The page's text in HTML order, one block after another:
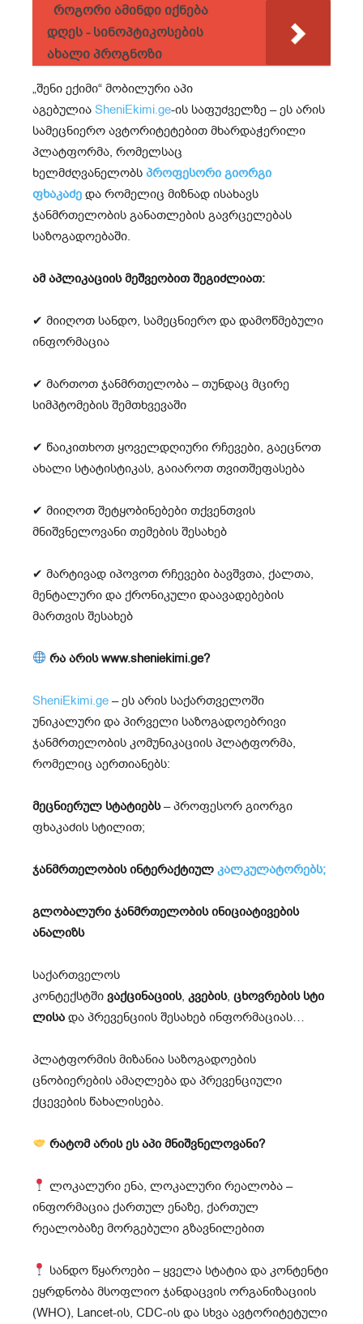
როგორი ამინდი იქნება
დღეს - სინოპტიკოსების
ახალი პროგნოზი
„შენი ექიმი“ მობილური აპი
აგებულია SheniEkimi.ge-ის საფუძველზე – ეს არის
სამეცნიერო ავტორიტეტებით მხარდაჭერილი
პლატფორმა, რომელსაც
ხელმძღვანელობს პროფესორი გიორგი
ფხაკაძე და რომელიც მიზნად ისახავს
ჯანმრთელობის განათლების გავრცელებას
საზოგადოებაში.
ამ აპლიკაციის მეშვეობით შეგიძლიათ:
✔ მიიღოთ სანდო, სამეცნიერო და დამოწმებული
ინფორმაცია
✔ მართოთ ჯანმრთელობა – თუნდაც მცირე
სიმპტომების შემთხვევაში
✔ წაიკითხოთ ყოველდღიური რჩევები, გაეცნოთ
ახალი სტატისტიკას, გაიაროთ თვითშეფასება
✔ მიიღოთ შეტყობინებები თქვენთვის
მნიშვნელოვანი თემების შესახებ
✔ მარტივად იპოვოთ რჩევები ბავშვთა, ქალთა,
მენტალური და ქრონიკული დაავადებების
მართვის შესახებ
რა არის www.sheniekimi.ge?
SheniEkimi.ge – ეს არის საქართველოში
უნიკალური და პირველი საზოგადოებრივი
ჯანმრთელობის კომუნიკაციის პლატფორმა,
რომელიც აერთიანებს:
მეცნიერულ სტატიებს– პროფესორ გიორგი
ფხაკაძის სტილით;
ჯანმრთელობის ინტერაქტიულ კალკულატორებს;
გლობალური ჯანმრთელობის ინიციატივების
ანალიზს
საქართველოს
კონტექსტში ვაქცინაციის, კვების, ცხოვრების სტი
ლისა და პრევენციის შესახებ ინფორმაციას…
პლატფორმის მიზანია საზოგადოების
ცნობიერების ამაღლება და პრევენციული
ქცევების წახალისება.
რატომ არის ეს აპი მნიშვნელოვანი?
ლოკალური ენა, ლოკალური რეალობა –
ინფორმაცია ქართულ ენაზე, ქართულ
რეალობაზე მორგებული გზავნილებით
სანდო წყაროები – ყველა სტატია და კონტენტი
ეყრდნობა მსოფლიო ჯანდაცვის ორგანიზაციის
(WHO), Lancet-ის, CDC-ის და სხვა ავტორიტეტული